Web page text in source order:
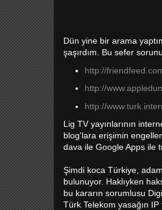
Dün yine bir arama
şaşırdım. Bu sefer
http://
http://
http://
Lig TV yayınlarının
blog'lara erişimin
dava ile Google Apps ile
Şimdi koca Türkiye,
bulunuyor. Haklıyken
bu kararın sorumlusu
Türk Telekom yasağın IP